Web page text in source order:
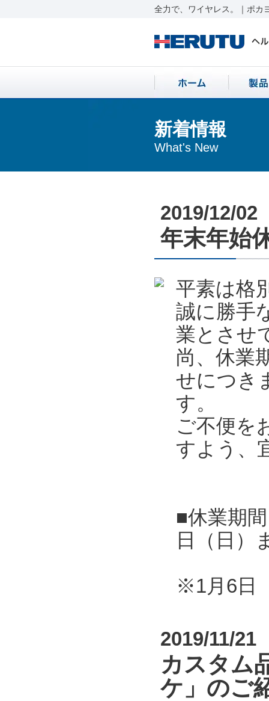
全力で、ワイヤレス。｜ポカ
新着情報
What's New
2019/12/02
年末年始
平素は格
誠に勝手
業とさせ
尚、休業
せにつき
す。
ご不便を
すよう、
■休業期
日（日）
※1月6日
2019/11/21
カスタム
ケ」のご